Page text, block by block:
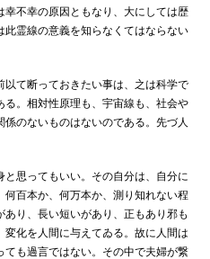
不幸の原因ともなり、大にしては歴
霊線の意義を知らなくてはならない
て断っておきたい事は、之は科学で
。相対性原理も、宇宙線も、社会や
のないものはないのである。先づ人
思ってもいい。その自分は、自分に
百本か、何万本か、測り知れない程
り、長い短いがあり、正もあり邪も
化を人間に与えてゐる。故に人間は
も過言ではない。その中で夫婦が繋